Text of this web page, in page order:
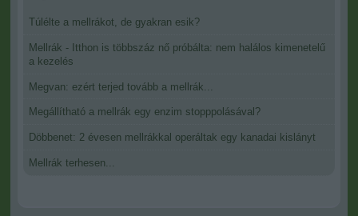
Túlélte a mellrákot, de gyakran esik?
Mellrák - Itthon is többszáz nő próbálta: nem halálos kimenetelű
a kezelés
Megvan: ezért terjed tovább a mellrák...
Megállítható a mellrák egy enzim stopppolásával?
Döbbenet: 2 évesen mellrákkal operáltak egy kanadai kislányt
Mellrák terhesen...